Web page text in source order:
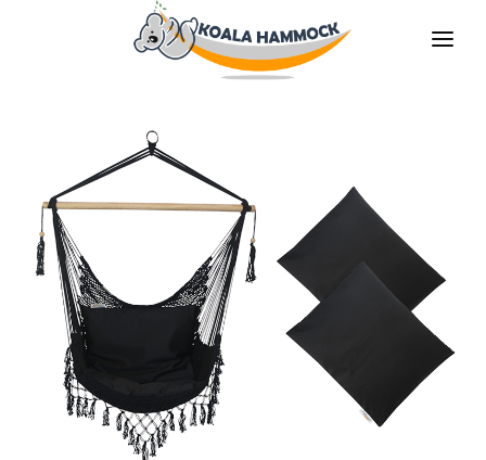
ПРЕДЛАГАТЬ
MАГАЗИНЫ
БУДЬ НАШИМ ДИТРИБЬЮТОРОМ
МЕДИА
КОНТАКТЫ
RU